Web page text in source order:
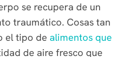
se recupera de un
traumático. Cosas tan
el tipo de alimentos que
de aire fresco que